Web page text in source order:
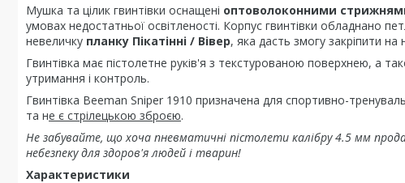
Мушка та цілик гвинтівки оснащені оптоволоконними
умовах недостатньої освітленості. Корпус гвинтівки обладнано
невеличку планку Пікатінні / Вівер, яка дасть змогу закріпити
Гвинтівка має пістолетне руків'я з текстурованою поверхнею, а
утримання і контроль.
Гвинтівка Beeman Sniper 1910 призначена для спортивно-
та не є стрілецькою зброєю.
Не забувайте, що хоча пневматичні пістолети калібру 4.5 мм
небезпеку для здоров'я людей і тварин!
Характеристики